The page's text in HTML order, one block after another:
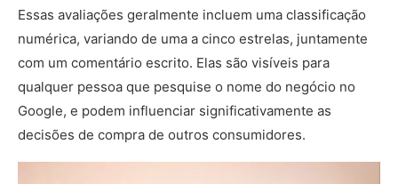
Essas avaliações geralmente incluem uma classificação
numérica, variando de uma a cinco estrelas, juntamente
com um comentário escrito. Elas são visíveis para
qualquer pessoa que pesquise o nome do negócio no
Google, e podem influenciar significativamente as
decisões de compra de outros consumidores.